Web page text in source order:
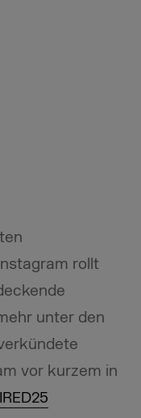
rollt
unter den
vor kurzem in